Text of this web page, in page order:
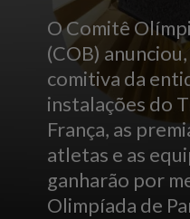
O Comitê
(COB)
comitiva da
instalações do
França, as
atletas e as
ganharão por
Olimpíada de